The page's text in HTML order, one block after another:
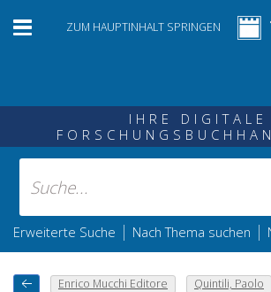
ZUM HAUPTINHALT SPRINGEN
IHRE DIGITALE
Erweiterte Suche | Nach Thema suchen |
Enrico Mucchi Editore
Quintili, Paolo